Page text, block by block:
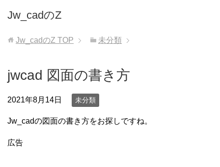
Jw_cadのZ
Jw_cadのZ TOP 未分類
jwcad 図面の書き方
2021年8月14日 未分類
Jw_cadの図面の書き方をお探しですね。
広告